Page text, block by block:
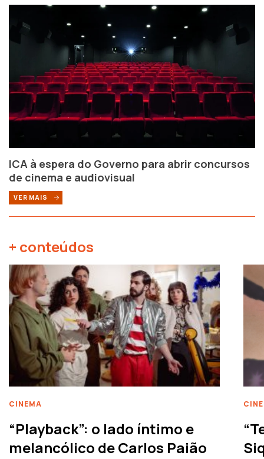
ICA à espera do Governo para abrir concursos
de cinema e audiovisual
VER MAIS
+ conteúdos
CINEMA
“Playback”: o lado íntimo e
melancólico de Carlos Paião